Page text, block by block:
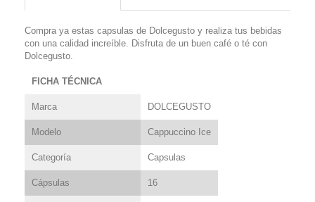
Compra ya estas capsulas de Dolcegusto y realiza tus bebidas
con una calidad increíble. Disfruta de un buen café o té con
Dolcegusto.
FICHA TÉCNICA
Marca DOLCEGUSTO
Modelo Cappuccino Ice
Categoría Capsulas
Cápsulas 16